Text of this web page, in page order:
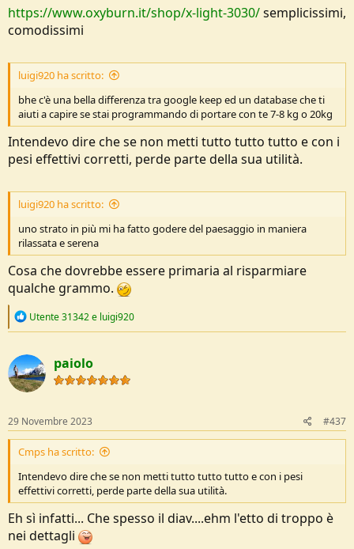
https://www.oxyburn.it/shop/x-light-3030/semplicissimi,
comodissimi
luigi920 ha scritto:
bhe c'è una bella differenza tra google keep ed un database che ti
aiuti a capire se stai programmando di portare con te 7-8 kg o 20kg
Intendevo dire che se non metti tutto tutto tutto e con i
pesi effettivi corretti, perde parte della sua utilità.
luigi920 ha scritto:
uno strato in più mi ha fatto godere del paesaggio in maniera
rilassata e serena
Cosa che dovrebbe essere primaria al risparmiare
qualche grammo.
R
c
t
i
o
s
:
Utente 31342e luigi920
paiolo
29 Novembre 2023 #437
Cmps ha scritto:
Intendevo dire che se non metti tutto tutto tutto e con i pesi
effettivi corretti, perde parte della sua utilità.
Eh sì infatti... Che spesso il diav....ehm l'etto di troppo è
nei dettagli